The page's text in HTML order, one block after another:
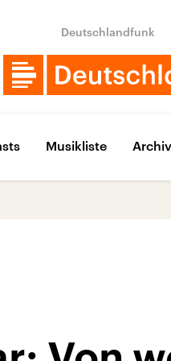
Deutschlandfunk
Musikliste Archiv